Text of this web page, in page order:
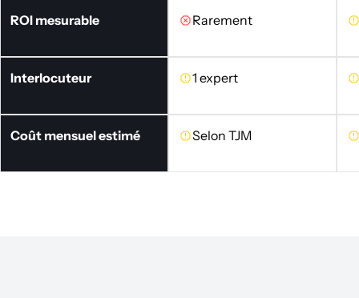
ROI mesurable Rarement
Interlocuteur 1 expert
Coût mensuel estimé Selon TJM